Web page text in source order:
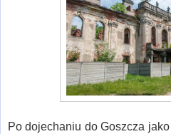
Po dojechaniu do Goszcza